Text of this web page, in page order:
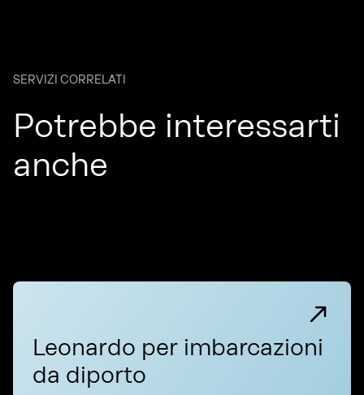
SERVIZI CORRELATI
Potrebbe interessarti
anche
Leonardo per imbarcazioni
da diporto